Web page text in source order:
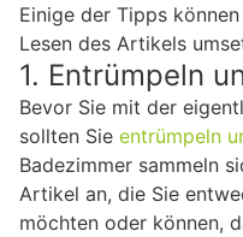
Einige der Tipps
Lesen des Artikels
1. Entrümpeln
Bevor Sie mit der
sollten Sie entrümpeln
Badezimmer sammeln
Artikel an, die Sie
möchten oder können,